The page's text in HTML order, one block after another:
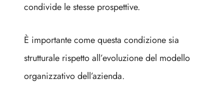
condivide le stesse prospettive.
È importante come questa condizione sia
strutturale rispetto all’evoluzione del modello
organizzativo dell’azienda.